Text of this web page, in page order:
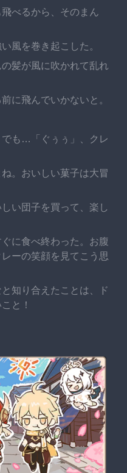
べるから、そのまん
風を巻き起こした。
髪が風に吹かれて乱れ
に飛んでいかないと。
も…「ぐぅぅ」、クレ
。おいしい菓子は大冒
い団子を買って、楽し
に食べ終わった。お腹
ーの笑顔を見てこう思
知り合えたことは、ド
と！